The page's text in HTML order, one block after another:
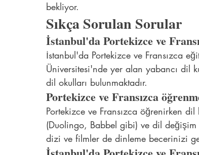
bekliyor.
Sıkça Sorulan Sorular
İstanbul'da Portekizce ve
İstanbul'da Portekizce ve Fransızca
Üniversitesi'nde yer alan yabancı dil
dil okulları bulunmaktadır.
Portekizce ve Fransızca
Portekizce ve Fransızca öğrenirken
(Duolingo, Babbel gibi) ve dil
dizi ve filmler de dinleme becerinizi